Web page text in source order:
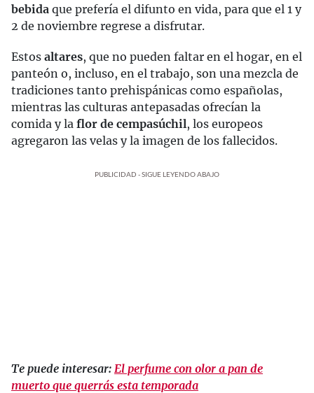
bebida que prefería el difunto en vida, para que el 1 y
2 de noviembre regrese a disfrutar.
Estos altares, que no pueden faltar en el hogar, en el
panteón o, incluso, en el trabajo, son una mezcla de
tradiciones tanto prehispánicas como españolas,
mientras las culturas antepasadas ofrecían la
comida y la flor de cempasúchil, los europeos
agregaron las velas y la imagen de los fallecidos.
PUBLICIDAD - SIGUE LEYENDO ABAJO
Te puede interesar: El perfume con olor a pan de
muerto que querrás esta temporada